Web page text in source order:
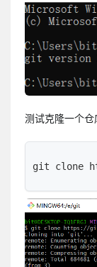
测试克隆一个仓
git clone